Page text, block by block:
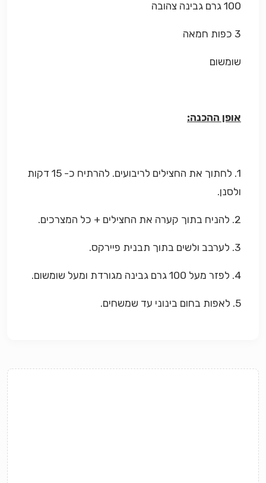
100 גרם גבינה צהובה
3 כפות חמאה
שומשום
אופן ההכנה:
1. לחתוך את החצילים לריבועים. להרתיח כ- 15 דקות
ולסנן.
2. להניח בתוך קערה את החצילים + כל המצרכים.
3. לערבב ולשים בתוך תבנית פיירקס.
4. לפזר מעל 100 גרם גבינה מגורדת ומעל שומשום.
5. לאפות בחום בינוני עד שמשחים.